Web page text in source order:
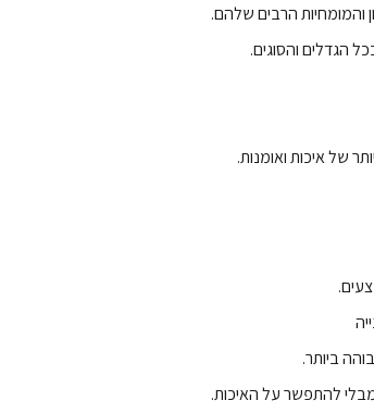
והמומחיות הרבים שלהם.
הגדלים והסוגים.
של איכות ואומנות.
ביותר.
להתפשר על האיכות.